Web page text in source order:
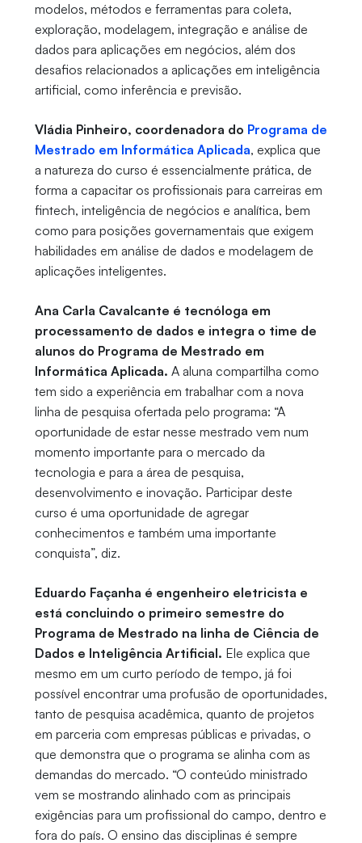
modelos, métodos e ferramentas para coleta,
exploração, modelagem, integração e análise de
dados para aplicações em negócios, além dos
desafios relacionados a aplicações em inteligência
artificial, como inferência e previsão.
Vládia Pinheiro, coordenadora do Programa de
Mestrado em Informática Aplicada, explica que
a natureza do curso é essencialmente prática, de
forma a capacitar os profissionais para carreiras em
fintech, inteligência de negócios e analítica, bem
como para posições governamentais que exigem
habilidades em análise de dados e modelagem de
aplicações inteligentes.
Ana Carla Cavalcante é tecnóloga em
processamento de dados e integra o time de
alunos do Programa de Mestrado em
Informática Aplicada. A aluna compartilha como
tem sido a experiência em trabalhar com a nova
linha de pesquisa ofertada pelo programa: “A
oportunidade de estar nesse mestrado vem num
momento importante para o mercado da
tecnologia e para a área de pesquisa,
desenvolvimento e inovação. Participar deste
curso é uma oportunidade de agregar
conhecimentos e também uma importante
conquista”, diz.
Eduardo Façanha é engenheiro eletricista e
está concluindo o primeiro semestre do
Programa de Mestrado na linha de Ciência de
Dados e Inteligência Artificial. Ele explica que
mesmo em um curto período de tempo, já foi
possível encontrar uma profusão de oportunidades,
tanto de pesquisa acadêmica, quanto de projetos
em parceria com empresas públicas e privadas, o
que demonstra que o programa se alinha com as
demandas do mercado. “O conteúdo ministrado
vem se mostrando alinhado com as principais
exigências para um profissional do campo, dentro e
fora do país. O ensino das disciplinas é sempre